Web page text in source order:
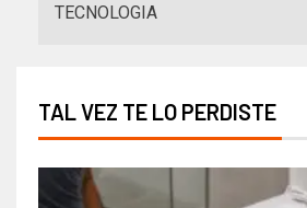
TECNOLOGIA
TAL VEZ TE LO PERDISTE